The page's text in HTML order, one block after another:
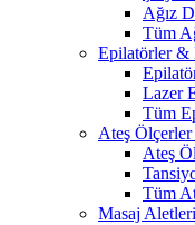
Ağız
Tüm
Epilatörler &
Lazer
Tüm
Ateş
Ateş
Tüm
Masaj Aletleri